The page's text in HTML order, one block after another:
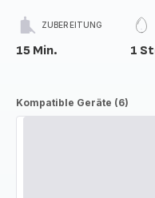
ZUBEREITUNG
15 Min. 1
Kompatible Geräte (6)